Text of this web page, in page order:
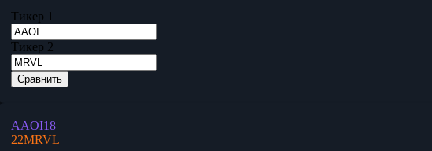
Тикер 1
Тикер 2
Сравнить
AAOI18
22MRVL